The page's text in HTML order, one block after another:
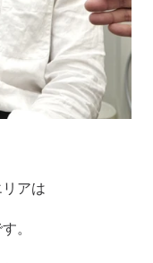
アは
。